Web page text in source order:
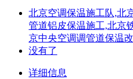
北京空调保温施工队,北
管道铝皮保温施工,北京
京中央空调调管道保温
没有了
详细信息